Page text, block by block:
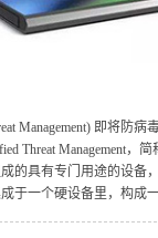
Management) 即将防
Threat Management，
的具有专门用途的设备
于一个硬设备里，构成